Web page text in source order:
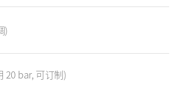
)
20 bar, 可订制)